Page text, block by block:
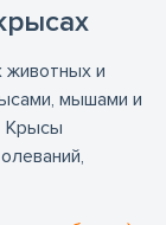
животных и
мышами и
Крысы